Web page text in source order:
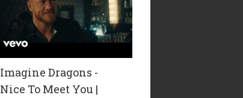
Imagine Dragons -
Nice To Meet You |